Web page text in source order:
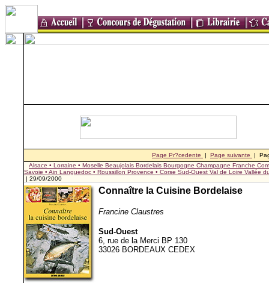
Page Pr?cedente | Page suivante
|
Alsace • Lorraine • Moselle Beaujolais Bordelais Bourgogne Champagne Franche
Savoie • Ain Languedoc • Roussillon Provence • Corse Sud-Ouest Val de Loire Vallée
| 29/09/2000
Connaître la Cuisine Bordelaise
Francine Claustres
Sud-Ouest
6, rue de la Merci BP 130
33026 BORDEAUX CEDEX